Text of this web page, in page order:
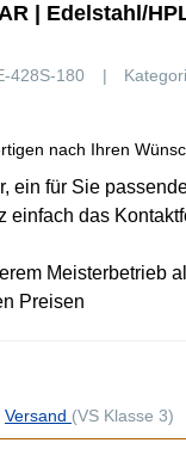
| Edelstahl/
428S-180
nach Ihren
ein für Sie
einfach das
Meisterbetrieb
Preisen
Versand (VS Klasse 3)